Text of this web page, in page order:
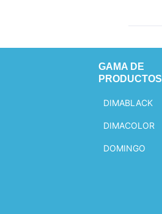
GAMA DE
PRODUCTOS
DIMABLACK
DIMACOLOR
DOMINGO